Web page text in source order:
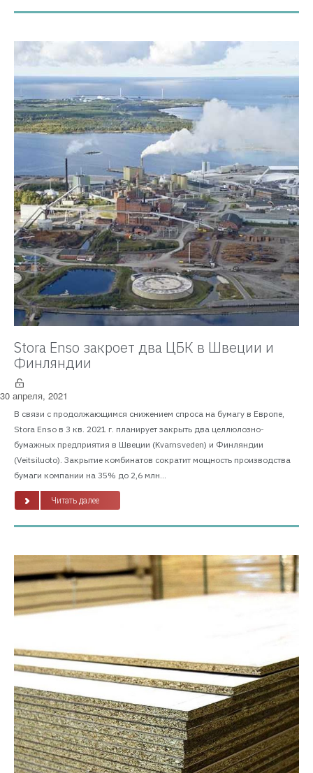
Stora Enso закроет два ЦБК в Швеции и
Финляндии
30 апреля, 2021
В связи с продолжающимся снижением спроса на бумагу в Европе,
Stora Enso в 3 кв. 2021 г. планирует закрыть два целлюлозно-
бумажных предприятия в Швеции (Kvarnsveden) и Финляндии
(Veitsiluoto). Закрытие комбинатов сократит мощность производства
бумаги компании на 35% до 2,6 млн...
Читать далее